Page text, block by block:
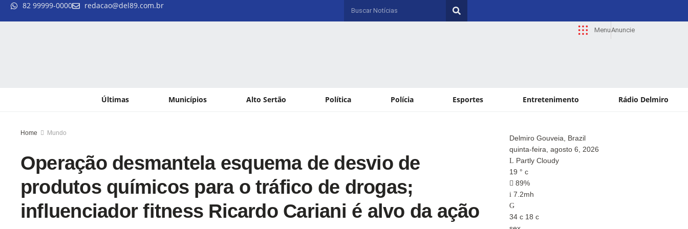
82 99999-0000 redacao@del89.com.br
MenuAnuncie
Últimas Municípios Alto Sertão Política Polícia Esportes Entretenimento Rádio Delmiro
Home Mundo
Operação desmantela esquema de desvio de
produtos químicos para o tráfico de drogas;
influenciador fitness Ricardo Cariani é alvo da ação
Delmiro Gouveia, Brazil
quinta-feira, agosto 6, 2026
Partly Cloudy
19 ° c
89%
7.2mh
34 c 18 c